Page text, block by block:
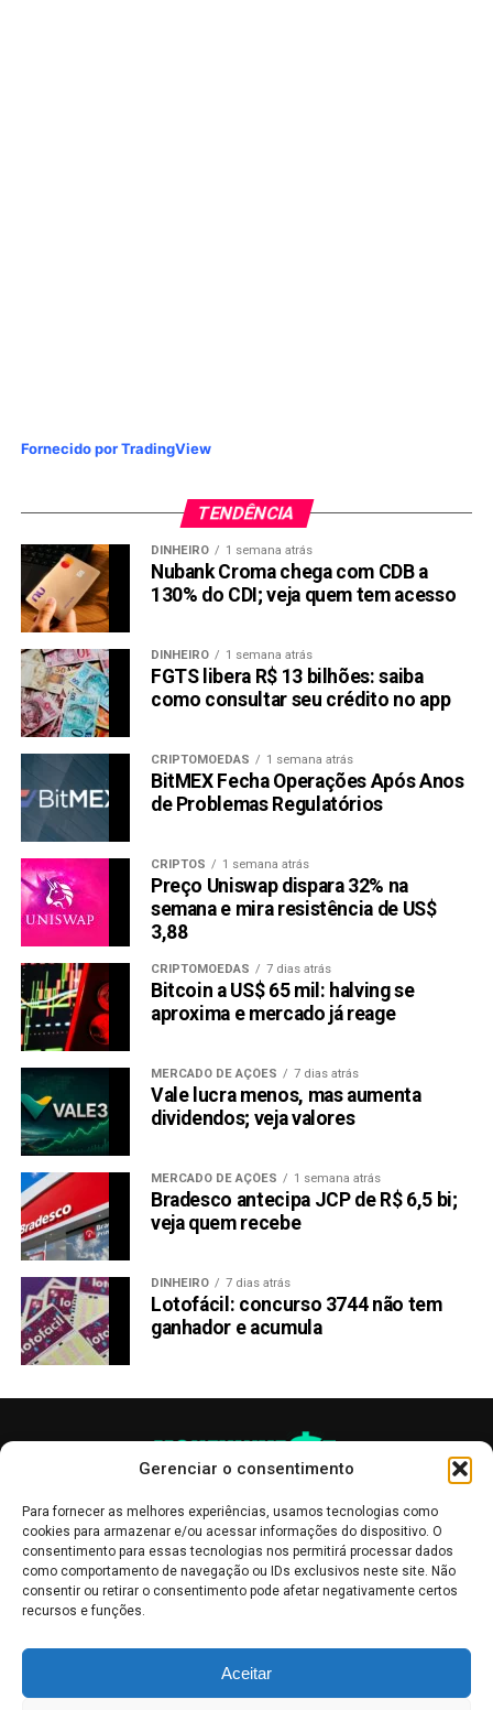
Gerenciar o consentimento
Para fornecer as melhores experiências, usamos tecnologias como
cookies para armazenar e/ou acessar informações do dispositivo. O
consentimento para essas tecnologias nos permitirá processar dados
como comportamento de navegação ou IDs exclusivos neste site. Não
consentir ou retirar o consentimento pode afetar negativamente certos
recursos e funções.
Aceitar
Fornecido por TradingView
TENDÊNCIA
DINHEIRO 1 semana atrás
Nubank Croma chega com CDB a
130% do CDI; veja quem tem acesso
DINHEIRO 1 semana atrás
FGTS libera R$ 13 bilhões: saiba
como consultar seu crédito no app
CRIPTOMOEDAS 1 semana atrás
BitMEX Fecha Operações Após Anos
de Problemas Regulatórios
CRIPTOS 1 semana atrás
Preço Uniswap dispara 32% na
semana e mira resistência de US$
3,88
CRIPTOMOEDAS 7 dias atrás
Bitcoin a US$ 65 mil: halving se
aproxima e mercado já reage
MERCADO DE AÇÕES 7 dias atrás
Vale lucra menos, mas aumenta
dividendos; veja valores
MERCADO DE AÇÕES 1 semana atrás
Bradesco antecipa JCP de R$ 6,5 bi;
veja quem recebe
DINHEIRO 7 dias atrás
Lotofácil: concurso 3744 não tem
ganhador e acumula
informativo, servindo como boletins de divulgação, e não devem ser
interpretadas como recomendações de investimento.Leia mais